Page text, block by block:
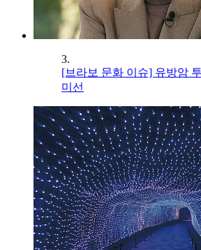
3.
[브라보 문화 이슈] 유방암
미선